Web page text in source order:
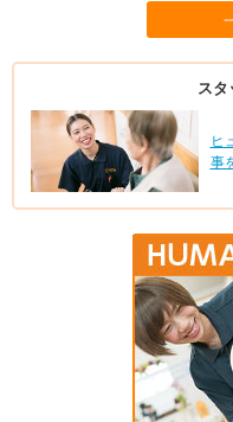
スタ
ヒ
事